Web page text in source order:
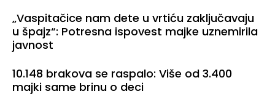
Mame i tate
„Vaspitačice nam dete u vrtiću zaključavaju
u špajz“: Potresna ispovest majke uznemirila
javnost
Mame i tate
10.148 brakova se raspalo: Više od 3.400
majki same brinu o deci